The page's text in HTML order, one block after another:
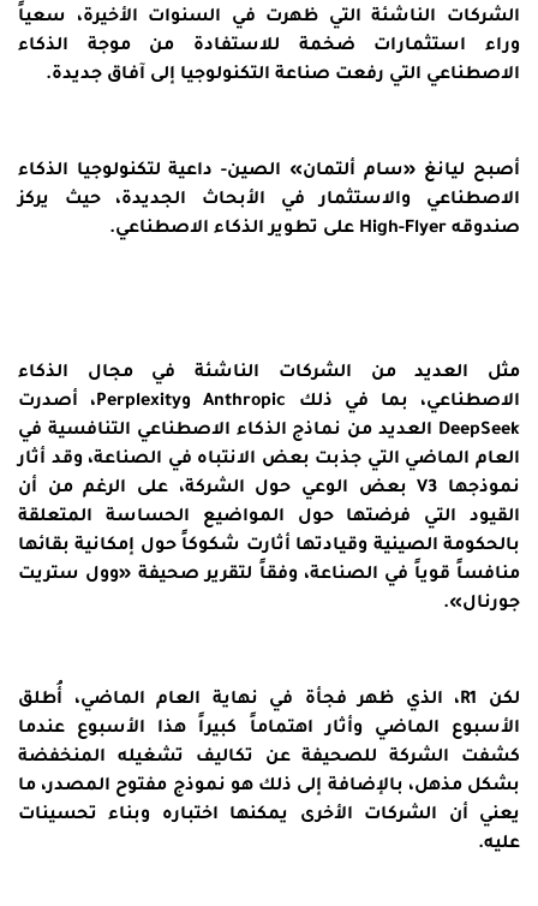
الشركات الناشئة التي ظهرت في السنوات الأخيرة، سعياً
وراء استثمارات ضخمة للاستفادة من موجة الذكاء
الاصطناعي التي رفعت صناعة التكنولوجيا إلى آفاق جديدة.
أصبح ليانغ «سام ألتمان» الصين- داعية لتكنولوجيا الذكاء
الاصطناعي والاستثمار في الأبحاث الجديدة، حيث يركز
صندوقه High-Flyer على تطوير الذكاء الاصطناعي.
مثل العديد من الشركات الناشئة في مجال الذكاء
الاصطناعي، بما في ذلك Anthropic وPerplexity، أصدرت
DeepSeek العديد من نماذج الذكاء الاصطناعي التنافسية في
العام الماضي التي جذبت بعض الانتباه في الصناعة، وقد أثار
نموذجها V3 بعض الوعي حول الشركة، على الرغم من أن
القيود التي فرضتها حول المواضيع الحساسة المتعلقة
بالحكومة الصينية وقيادتها أثارت شكوكاً حول إمكانية بقائها
منافساً قوياً في الصناعة، وفقاً لتقرير صحيفة «وول ستريت
جورنال».
لكن R1، الذي ظهر فجأة في نهاية العام الماضي، أُطلق
الأسبوع الماضي وأثار اهتماماً كبيراً هذا الأسبوع عندما
كشفت الشركة للصحيفة عن تكاليف تشغيله المنخفضة
بشكل مذهل، بالإضافة إلى ذلك هو نموذج مفتوح المصدر، ما
يعني أن الشركات الأخرى يمكنها اختباره وبناء تحسينات
عليه.